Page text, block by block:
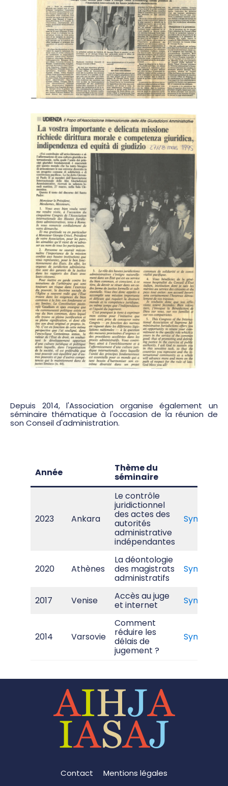
Depuis 2014, l'Association organise également un
séminaire thématique à l'occasion de la réunion de
son Conseil d'administration.
Année Thème du
séminaire
2023 Ankara
Le contrôle
juridictionnel
des actes des
autorités
administrative
indépendantes
Synthèse
2020 Athènes
La déontologie
des magistrats
administratifs
Synthèse
2017 Venise Accès au juge
et internet Synthèse
2014 Varsovie
Comment
réduire les
délais de
jugement ?
Synthèse
Contact Mentions légales